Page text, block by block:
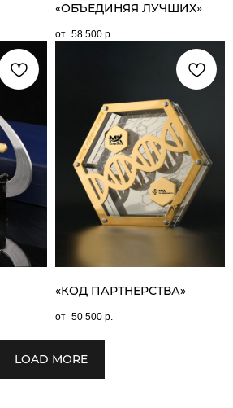
«ОБЪЕДИНЯЯ ЛУЧШИХ»
58 500 р.
«КОД ПАРТНЕРСТВА»
50 500 р.
LOAD MORE